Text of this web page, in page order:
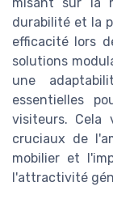
durabilité et la
efficacité lors
solutions
une
essentielles
visiteurs. Cela
cruciaux de
mobilier et
l'attractivité